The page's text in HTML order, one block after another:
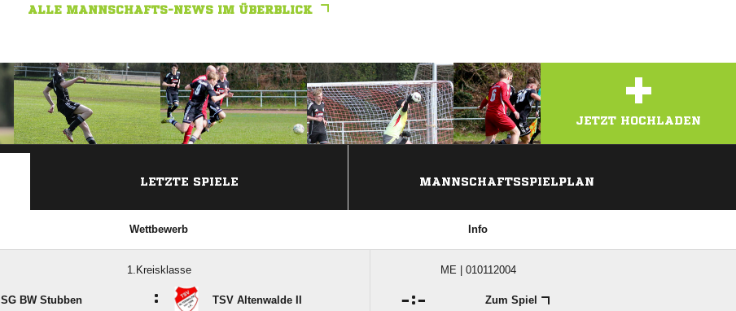
ALLE MANNSCHAFTS-NEWS IM ÜBERBLICK
+
JETZT HOCHLADEN
LETZTE SPIELE MANNSCHAFTSSPIELPLAN
Wettbewerb Info
1.Kreisklasse ME | 010112004
SG BW Stubben : TSV Altenwalde II : Zum Spiel